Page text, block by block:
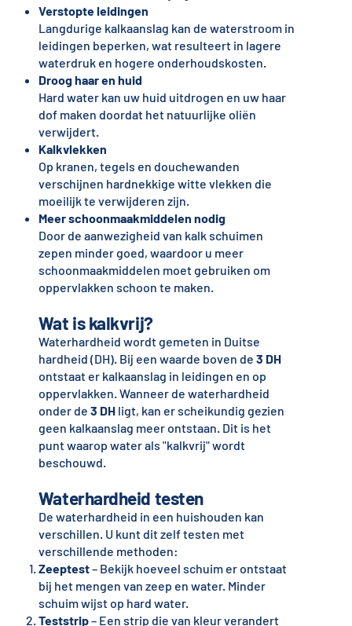
Verstopte leidingen
Langdurige kalkaanslag kan de waterstroom in
leidingen beperken, wat resulteert in lagere
waterdruk en hogere onderhoudskosten.
Droog haar en huid
Hard water kan uw huid uitdrogen en uw haar
dof maken doordat het natuurlijke oliën
verwijdert.
Kalkvlekken
Op kranen, tegels en douchewanden
verschijnen hardnekkige witte vlekken die
moeilijk te verwijderen zijn.
Meer schoonmaakmiddelen nodig
Door de aanwezigheid van kalk schuimen
zepen minder goed, waardoor u meer
schoonmaakmiddelen moet gebruiken om
oppervlakken schoon te maken.
Wat is kalkvrij?
Waterhardheid wordt gemeten in Duitse
hardheid (DH). Bij een waarde boven de 3 DH
ontstaat er kalkaanslag in leidingen en op
oppervlakken. Wanneer de waterhardheid
onder de 3 DHligt, kan er scheikundig gezien
geen kalkaanslag meer ontstaan. Dit is het
punt waarop water als "kalkvrij" wordt
beschouwd.
Waterhardheid testen
De waterhardheid in een huishouden kan
verschillen. U kunt dit zelf testen met
verschillende methoden:
Zeeptest– Bekijk hoeveel schuim er ontstaat
bij het mengen van zeep en water. Minder
schuim wijst op hard water.
Teststrip– Een strip die van kleur verandert